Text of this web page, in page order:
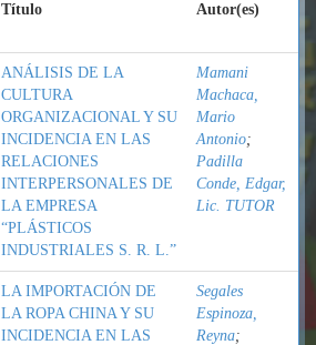
Título Autor(es)
ANÁLISIS DE LA
CULTURA
ORGANIZACIONAL Y SU
INCIDENCIA EN LAS
RELACIONES
INTERPERSONALES DE
LA EMPRESA
“PLÁSTICOS
INDUSTRIALES S. R. L.”
Mamani
Machaca,
Mario
Antonio;
Padilla
Conde, Edgar,
Lic. TUTOR
LA IMPORTACIÓN DE
LA ROPA CHINA Y SU
INCIDENCIA EN LAS
Segales
Espinoza,
Reyna;